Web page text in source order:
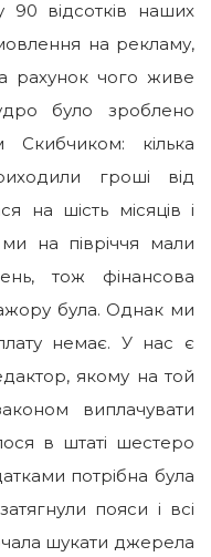
90 відсотків наших
на рекламу,
рахунок чого живе
було зроблено
кілька
гроші від
на шість місяців і
на півріччя мали
тож фінансова
була. Однак ми
немає. У нас є
якому на той
виплачувати
в штаті шестеро
потрібна була
пояси і всі
шукати джерела